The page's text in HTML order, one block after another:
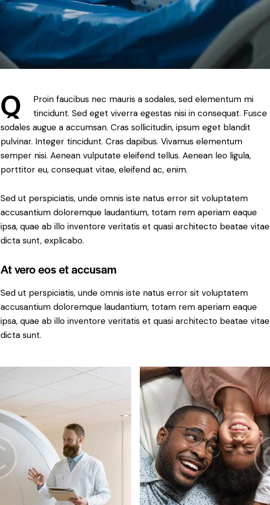
Q
Proin faucibus nec mauris a sodales, sed elementum mi
tincidunt. Sed eget viverra egestas nisi in consequat. Fusce
sodales augue a accumsan. Cras sollicitudin, ipsum eget blandit
pulvinar. Integer tincidunt. Cras dapibus. Vivamus elementum
semper nisi. Aenean vulputate eleifend tellus. Aenean leo ligula,
porttitor eu, consequat vitae, eleifend ac, enim.
Sed ut perspiciatis, unde omnis iste natus error sit voluptatem
accusantium doloremque laudantium, totam rem aperiam eaque
ipsa, quae ab illo inventore veritatis et quasi architecto beatae vitae
dicta sunt, explicabo.
At vero eos et accusam
Sed ut perspiciatis, unde omnis iste natus error sit voluptatem
accusantium doloremque laudantium, totam rem aperiam eaque
ipsa, quae ab illo inventore veritatis et quasi architecto beatae vitae
dicta sunt.